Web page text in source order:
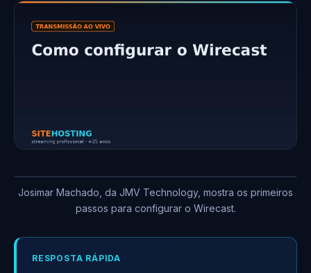
Josimar Machado, da JMV Technology, mostra os primeiros
passos para configurar o Wirecast.
RESPOSTA RÁPIDA